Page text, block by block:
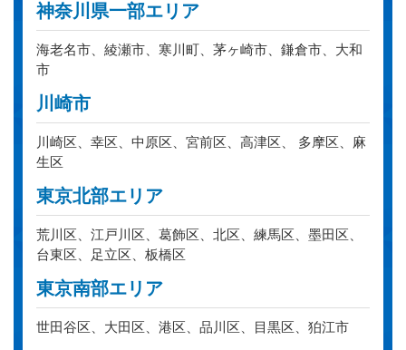
神奈川県一部エリア
海老名市、綾瀬市、寒川町、茅ヶ崎市、鎌倉市、大和
市
川崎市
川崎区、幸区、中原区、宮前区、高津区、 多摩区、麻
生区
東京北部エリア
荒川区、江戸川区、葛飾区、北区、練馬区、墨田区、
台東区、足立区、板橋区
東京南部エリア
世田谷区、大田区、港区、品川区、目黒区、狛江市